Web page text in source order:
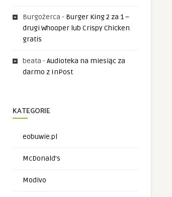
Burgożerca - Burger King 2 za 1 –
drugi Whooper lub Crispy Chicken
gratis
beata - Audioteka na miesiąc za
darmo z InPost
KATEGORIE
eobuwie.pl
McDonald's
Modivo